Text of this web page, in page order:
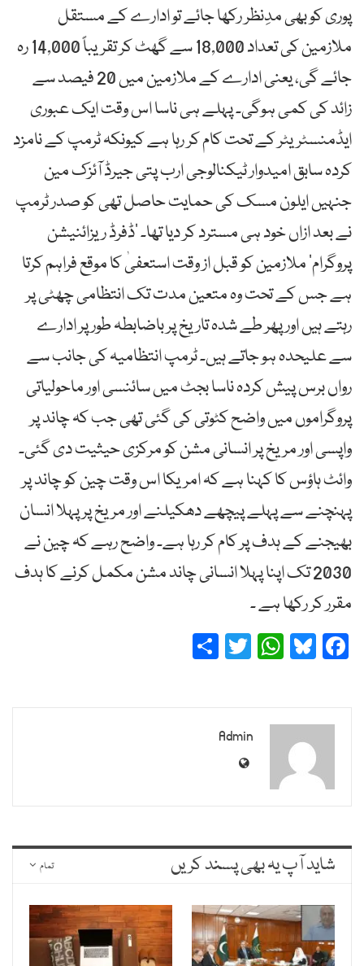
پوری کو بھی مدِنظر رکھا جائے تو ادارے کے مستقل
ملازمین کی تعداد 18,000 سے گھٹ کر تقریباً 14,000 رہ
جائے گی، یعنی ادارے کے ملازمین میں 20 فیصد سے
زائد کی کمی ہوگی۔ پہلے ہی ناسا اس وقت ایک عبوری
ایڈمنسٹریٹر کے تحت کام کر رہا ہے کیونکہ ٹرمپ کے نامزد
کردہ سابق امیدوار ٹیکنالوجی ارب پتی جیرڈ آئزک مین
جنہیں ایلون مسک کی حمایت حاصل تھی کو صدر ٹرمپ
نے بعد ازاں خود ہی مسترد کر دیا تھا۔ ’ڈفرڈ ریزائنیشن
پروگرام‘ ملازمین کو قبل از وقت استعفیٰ کا موقع فراہم کرتا
ہے جس کے تحت وہ متعین مدت تک انتظامی چھٹی پر
رہتے ہیں اور پھر طے شدہ تاریخ پر باضابطہ طور پر ادارے
سے علیحدہ ہو جاتے ہیں۔ ٹرمپ انتظامیہ کی جانب سے
رواں برس پیش کردہ ناسا بجٹ میں سائنسی اور ماحولیاتی
پروگراموں میں واضح کٹوتی کی گئی تھی جب کہ چاند پر
واپسی اور مریخ پر انسانی مشن کو مرکزی حیثیت دی گئی۔
وائٹ ہاؤس کا کہنا ہے کہ امریکا اس وقت چین کو چاند پر
پہنچنے سے پہلے پیچھے دھکیلنے اور مریخ پر پہلا انسان
بھیجنے کے ہدف پر کام کر رہا ہے۔ واضح رہے کہ چین نے
2030 تک اپنا پہلا انسانی چاند مشن مکمل کرنے کا ہدف
مقرر کر رکھا ہے ۔
Facebook
Bluesky
WhatsApp
Twitter
Admin
تمام شاید آپ یہ بھی پسند کریں